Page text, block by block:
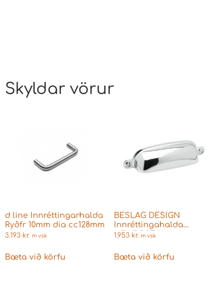
Skyldar vörur
d line Innréttingarhalda
Ryðfr 10mm dia cc128mm
3.193 kr. m vsk
Bæta við körfu
BESLAG DESIGN
Innréttingahalda
NEWPORT Nikkel
1.953 kr. m vsk
Bæta við körfu